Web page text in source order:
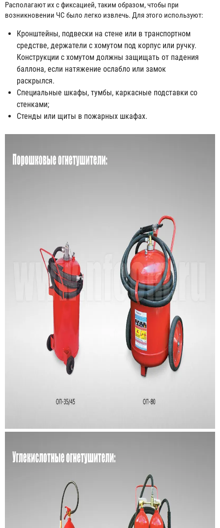
Располагают их с фиксацией, таким образом, чтобы при
возникновении ЧС было легко извлечь. Для этого используют:
Кронштейны, подвески на стене или в транспортном
средстве, держатели с хомутом под корпус или ручку.
Конструкции с хомутом должны защищать от падения
баллона, если натяжение ослабло или замок
раскрылся.
Специальные шкафы, тумбы, каркасные подставки со
стенками;
Стенды или щиты в пожарных шкафах.